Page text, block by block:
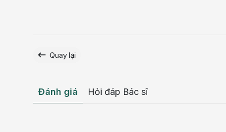
Quay lại
Đánh giá Hỏi đáp Bác sĩ